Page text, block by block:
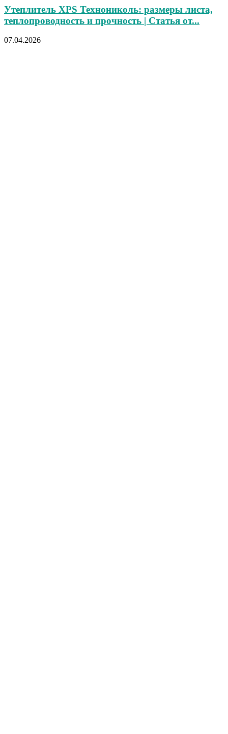
Утеплитель XPS Технониколь: размеры листа,
теплопроводность и прочность | Статья от...
07.04.2026